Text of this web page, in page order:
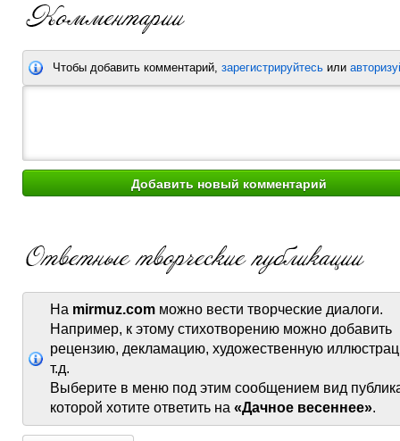
Чтобы добавить комментарий, зарегистрируйтесь или
На mirmuz.com можно вести творческие диалоги.
Например, к этому стихотворению можно добавить
рецензию, декламацию, художественную
т.д.
Выберите в меню под этим сообщением вид
которой хотите ответить на «Дачное весеннее».